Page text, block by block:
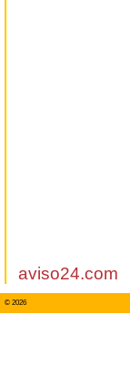
aviso24.com
© 2026